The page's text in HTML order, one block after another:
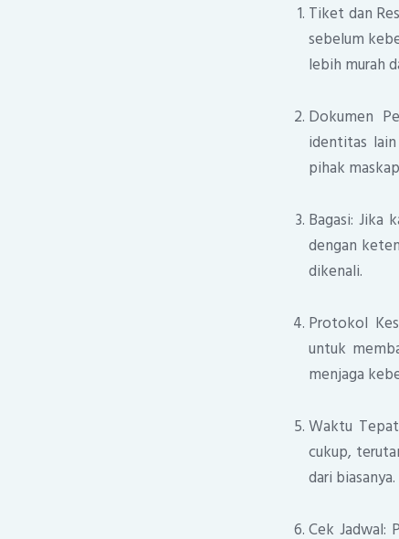
Tiket dan
sebelum
lebih murah
Dokumen
identitas
pihak
Bagasi: Jika
dengan
dikenali.
Protokol
untuk
menjaga
Waktu
cukup,
dari biasanya.
Cek Jadwal: